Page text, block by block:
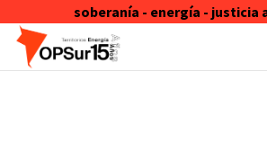
soberanía - energía - justicia
Skip to content